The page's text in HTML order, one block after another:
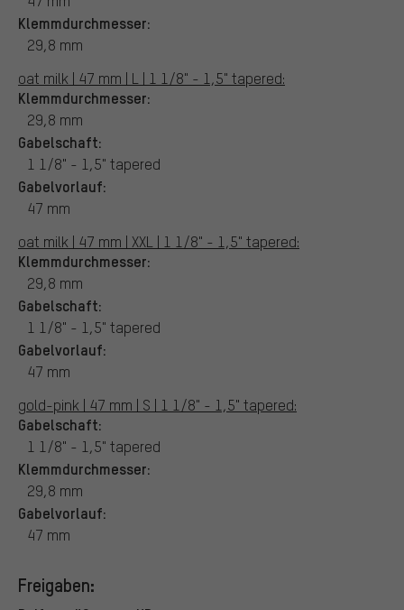
Klemmdurchmesser:
29,8 mm
oat milk | 47 mm | L | 1 1/8" - 1,5" tapered:
Klemmdurchmesser:
29,8 mm
Gabelschaft:
1 1/8" - 1,5" tapered
Gabelvorlauf:
47 mm
oat milk | 47 mm | XXL | 1 1/8" - 1,5" tapered:
Klemmdurchmesser:
29,8 mm
Gabelschaft:
1 1/8" - 1,5" tapered
Gabelvorlauf:
47 mm
gold-pink | 47 mm | S | 1 1/8" - 1,5" tapered:
Gabelschaft:
1 1/8" - 1,5" tapered
Klemmdurchmesser:
29,8 mm
Gabelvorlauf:
47 mm
Freigaben: